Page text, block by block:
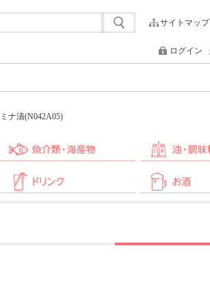
サイトマップ
ログイン
ナ漬(N042A05)